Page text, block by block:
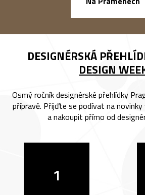
DESIGNÉRSKÁ
DESIGN
Osmý ročník designérské přehlídky
přípravě. Přijďte se podívat na
a nakoupit přímo od
1